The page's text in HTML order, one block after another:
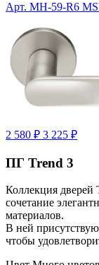
Арт. MH-59-R6
2 580 ₽ 3 225 ₽
ПГ Trend 3
Коллекция дверей
сочетание
материалов.
В ней
чтобы